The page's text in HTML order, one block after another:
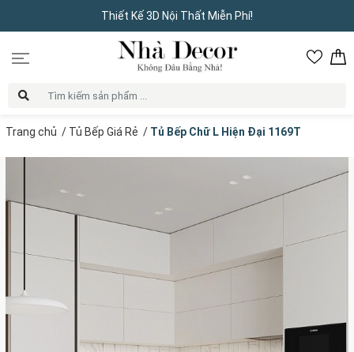
Thiết Kế 3D Nội Thất Miễn Phí!
Trang chủ / Tủ Bếp Giá Rẻ / Tủ Bếp Chữ L Hiện Đại 1169T